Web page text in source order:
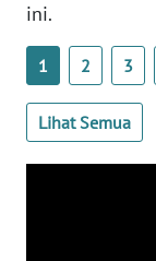
ini.
1 2 3
Lihat Semua
WN
NTT
WN